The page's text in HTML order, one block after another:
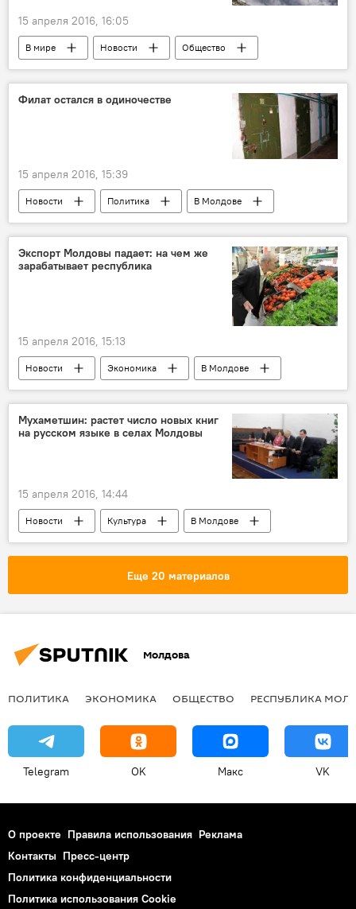
15 апреля 2016, 16:05
В мире Новости
Общество
США
Кыргызстан
Голливуд
фильм
Филат остался в одиночестве
15 апреля 2016, 15:39
Новости Политика
В Молдове
Республика Молдова
Владимир Филат
Игорь Попа
пенитенциар №13
камера
Экспорт Молдовы падает: на чем же
зарабатывает республика
15 апреля 2016, 15:13
Новости Экономика
В Молдове
Республика Молдова
Елена Горелова
Национальное бюро статистики
министерство экономики
экспорт
продукция
Мухаметшин: растет число новых книг
на русском языке в селах Молдовы
15 апреля 2016, 14:44
Новости Культура
В Молдове
Россия
Республика Молдова
русский язык
Еще 20 материалов
Молдова
ПОЛИТИКА ЭКОНОМИКА ОБЩЕСТВО РЕСПУБЛИКА
Telegram OK Макс VK
О проекте Правила использования Реклама
Контакты Пресс-центр
Политика конфиденциальности
Политика использования Cookie